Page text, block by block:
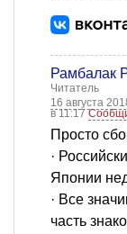
Рамбалак
Читатель
16 августа
в 11:17
Просто
·
Японии
· Все
часть